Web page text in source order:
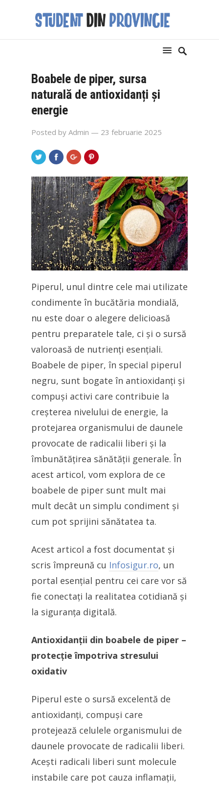
Boabele de piper, sursa
naturală de antioxidanți și
energie
Posted by Admin — 23 februarie 2025
Piperul, unul dintre cele mai utilizate
condimente în bucătăria mondială,
nu este doar o alegere delicioasă
pentru preparatele tale, ci și o sursă
valoroasă de nutrienți esențiali.
Boabele de piper, în special piperul
negru, sunt bogate în antioxidanți și
compuși activi care contribuie la
creșterea nivelului de energie, la
protejarea organismului de daunele
provocate de radicalii liberi și la
îmbunătățirea sănătății generale. În
acest articol, vom explora de ce
boabele de piper sunt mult mai
mult decât un simplu condiment și
cum pot sprijini sănătatea ta.
Acest articol a fost documentat și
scris împreună cu Infosigur.ro, un
portal esențial pentru cei care vor să
fie conectați la realitatea cotidiană și
la siguranța digitală.
Antioxidanții din boabele de piper –
protecție împotriva stresului
oxidativ
Piperul este o sursă excelentă de
antioxidanți, compuși care
protejează celulele organismului de
daunele provocate de radicalii liberi.
Acești radicali liberi sunt molecule
instabile care pot cauza inflamații,